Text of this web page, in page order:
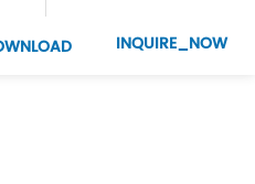
INQUIRE_NOW